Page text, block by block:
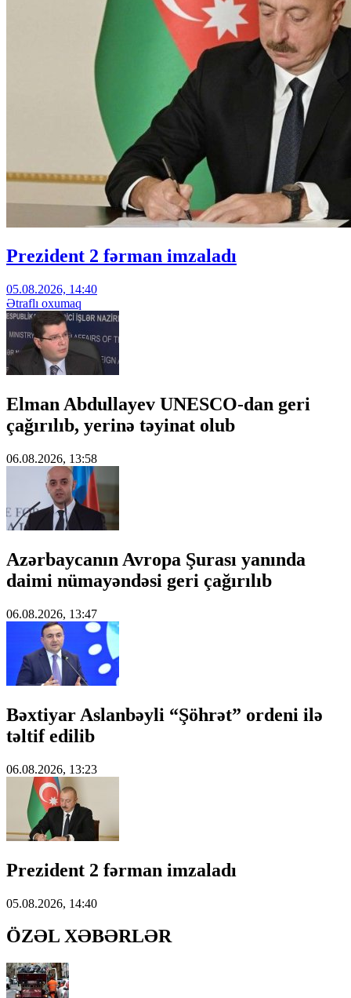
Prezident 2 fərman imzaladı
05.08.2026, 14:40
Ətraflı oxumaq
Elman Abdullayev UNESCO-dan geri
çağırılıb, yerinə təyinat olub
06.08.2026, 13:58
Azərbaycanın Avropa Şurası yanında
daimi nümayəndəsi geri çağırılıb
06.08.2026, 13:47
Bəxtiyar Aslanbəyli “Şöhrət” ordeni ilə
təltif edilib
06.08.2026, 13:23
Prezident 2 fərman imzaladı
05.08.2026, 14:40
ÖZƏL XƏBƏRLƏR